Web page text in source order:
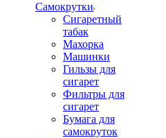
Самокрутки
Сигаретный
табак
Махорка
Машинки
Гильзы для
сигарет
Фильтры для
сигарет
Бумага для
самокруток